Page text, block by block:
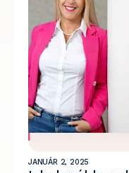
JANUÁR 2, 2025